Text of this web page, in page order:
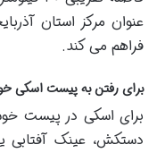
عنوان مرکز استان
فراهم می کند.
برای رفتن به پیست اسکی
برای اسکی در پیست
دستکش، عینک آفتابی